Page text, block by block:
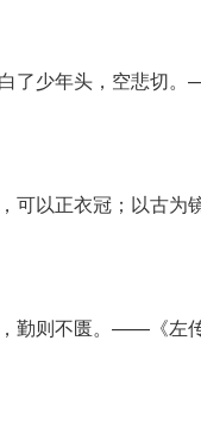
了少年头，空悲切。
可以正衣冠；以古
勤则不匮。——《左传